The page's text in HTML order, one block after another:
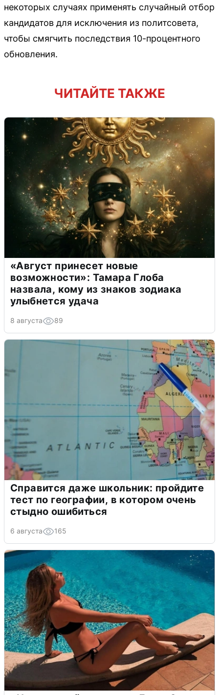
некоторых случаях применять случайный отбор
кандидатов для исключения из политсовета,
чтобы смягчить последствия 10-процентного
обновления.
ЧИТАЙТЕ ТАКЖЕ
«Август принесет новые
возможности»: Тамара Глоба
назвала, кому из знаков зодиака
улыбнется удача
8 августа 89
Справится даже школьник: пройдите
тест по географии, в котором очень
стыдно ошибиться
6 августа 165